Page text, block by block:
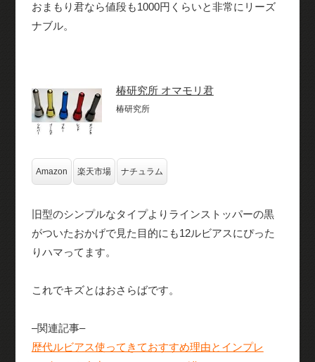
おまもり君なら値段も1000円くらいと非常にリーズ
ナブル。
椿研究所 オマモリ君
椿研究所
Amazon 楽天市場 ナチュラム
旧型のシンプルなタイプよりラインストッパーの黒
がついたおかげで見た目的にも12ルビアスにぴった
りハマってます。
これでキズとはおさらばです。
–関連記事–
歴代ルビアス使ってきておすすめ理由とインプレ